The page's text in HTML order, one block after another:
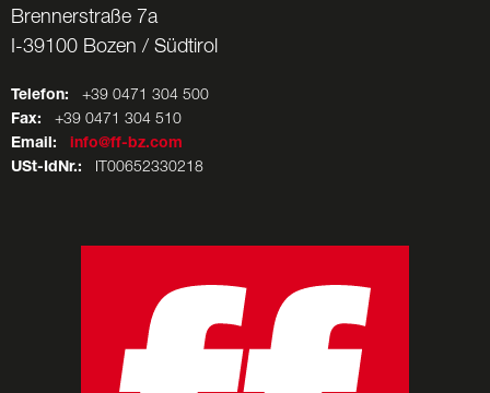
Brennerstraße 7a
I-39100 Bozen / Südtirol
Telefon: +39 0471 304 500
Fax: +39 0471 304 510
Email:
info@ff-bz.com
USt-IdNr.: IT00652330218